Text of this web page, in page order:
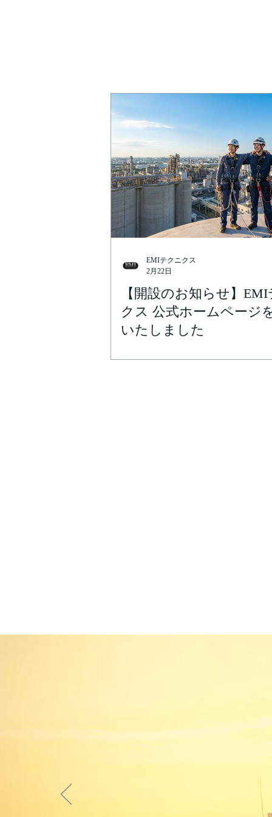
【開設のお知らせ】
クス 公式ホームページ
いたしました
EMIテクニクス
2月22日